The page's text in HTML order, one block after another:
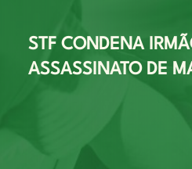
STF CONDENA
ASSASSINATO DE